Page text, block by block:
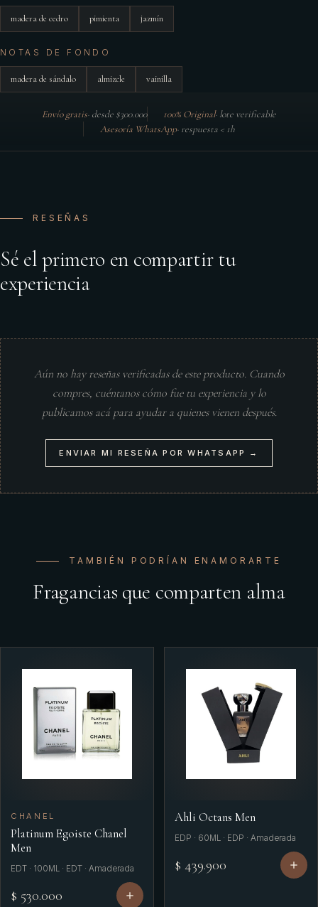
madera de cedro pimienta jazmín
NOTAS DE FONDO
madera de sándalo almizcle vainilla
Envío gratis· desde $300.000 100% Original· lote verificable
Asesoría WhatsApp· respuesta < 1h
RESEÑAS
Sé el primero en compartir tu
experiencia
Aún no hay reseñas verificadas de este producto. Cuando
compres, cuéntanos cómo fue tu experiencia y lo
publicamos acá para ayudar a quienes vienen después.
ENVIAR MI RESEÑA POR WHATSAPP →
TAMBIÉN PODRÍAN ENAMORARTE
Fragancias que comparten alma
CHANEL
Platinum Egoiste Chanel
Men
EDT · 100ML · EDT · Amaderada
$ 530.000
Ahli Octans Men
EDP · 60ML · EDP · Amaderada
$ 439.900